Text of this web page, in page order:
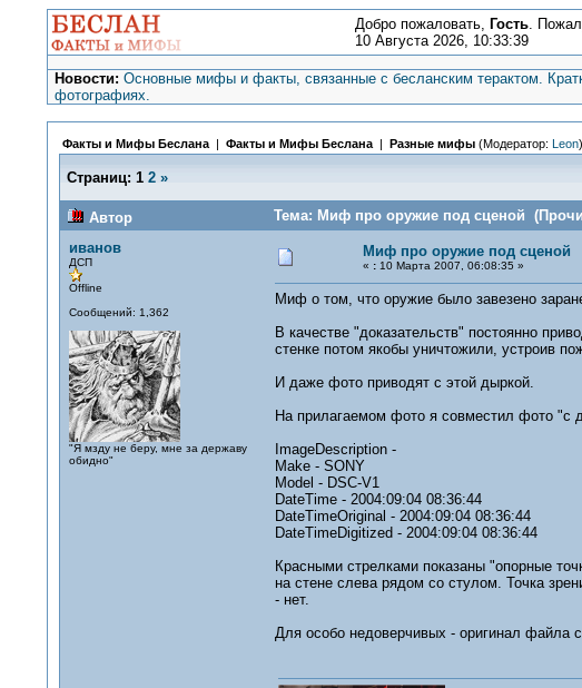
Добро пожаловать, Гость.
10 Августа 2026, 10:33:39
Новости: Основные мифы и факты, связанные с бесланским терактом.
фотографиях.
Факты и Мифы Беслана| Факты и Мифы Беслана| Разные мифы(Модератор: Leon
Страниц: 1 2 »
Автор
Тема: Миф про оружие под сценой
иванов
ДСП
Offline
Сообщений: 1,362
"Я мзду не беру, мне за державу
обидно"
Миф про оружие под сценой
« :10 Марта 2007, 06:08:35 »
Миф о том, что оружие было завезено
В качестве "доказательств" постоянно
стенке потом якобы уничтожили, устроив
И даже фото приводят с этой дыркой.
На прилагаемом фото я совместил фото "с
ImageDescription -
Make - SONY
Model - DSC-V1
DateTime - 2004:09:04 08:36:44
DateTimeOriginal - 2004:09:04 08:36:44
DateTimeDigitized - 2004:09:04 08:36:44
Красными стрелками показаны "опорные
на стене слева рядом со стулом. Точка
- нет.
Для особо недоверчивых - оригинал файла